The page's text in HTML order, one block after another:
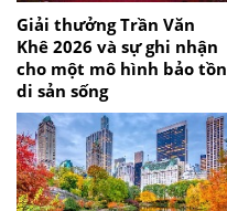
Giải thưởng Trần Văn
Khê 2026 và sự ghi nhận
cho một mô hình bảo tồn
di sản sống